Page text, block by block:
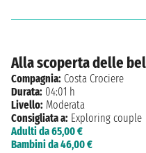
Alla scoperta delle
Compagnia: Costa Crociere
Durata: 04:01 h
Livello: Moderata
Consigliata a: Exploring couple
Adulti da 65,00 €
Bambini da 46,00 €